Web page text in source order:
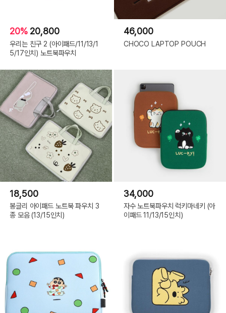
20% 20,800
우리는 친구 2 (아이패드/11/13/1
5/17인치) 노트북파우치
46,000
CHOCO LAPTOP POUCH
18,500
봉글리 아이패드 노트북 파우치 3
종 모음 (13/15인치)
34,000
자수 노트북파우치 럭키마네키 (아
이패드 11/13/15인치)